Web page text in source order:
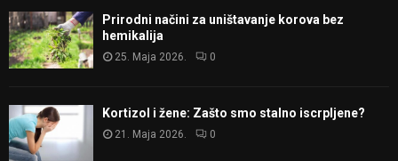
Prirodni načini za uništavanje korova bez
hemikalija
25. Maja 2026. 0
Kortizol i žene: Zašto smo stalno iscrpljene?
21. Maja 2026. 0